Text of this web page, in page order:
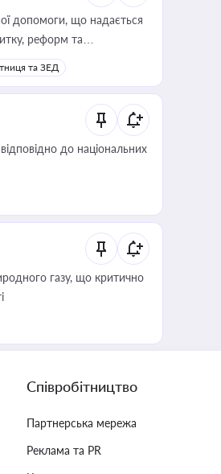
допомоги, що надається
реформ та
та ЗЕД
до національних
газу, що критично
Співробітництво
Партнерська мережа
Реклама та PR